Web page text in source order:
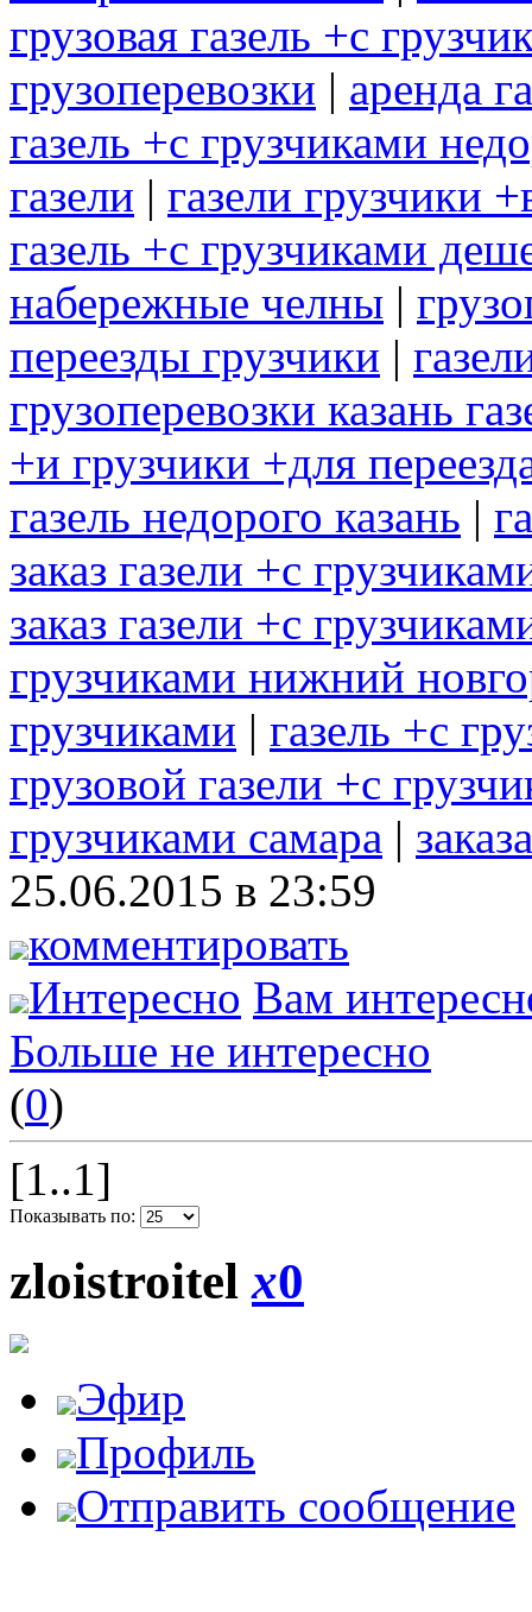
грузовая газель +с
грузоперевозки | аренда
газель +с грузчиками
газели | газели грузчики
газель +с грузчиками
набережные челны |
переезды грузчики |
грузоперевозки казань
+и грузчики +для
газель недорого казань |
заказ газели +с
заказ газели +с
грузчиками нижний
грузчиками | газель +с
грузовой газели +с
грузчиками самара |
25.06.2015 в 23:59
комментировать
Интересно Вам
Больше не интересно
(0)
[1..1]
Показывать по:
zloistroitelx0
Эфир
Профиль
Отправить сообщение